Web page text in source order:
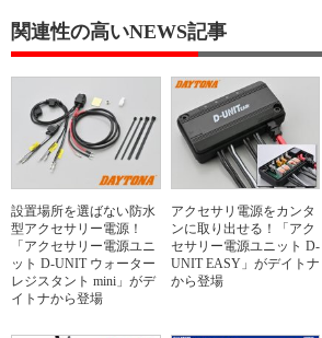
関連性の高いNEWS記事
設置場所を選ばない防水
型アクセサリー電源！
「アクセサリー電源ユニ
ット D-UNIT ウォーター
レジスタント mini」がデ
イトナから登場
アクセサリ電源をカンタ
ンに取り出せる！「アク
セサリー電源ユニット D-
UNIT EASY」がデイトナ
から登場